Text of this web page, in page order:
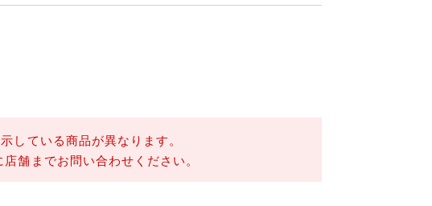
している商品が異なります。
舗までお問い合わせください。